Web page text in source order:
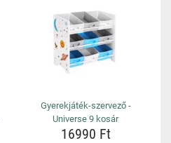
Gyerekjáték-szervező -
Universe 9 kosár
16990 Ft